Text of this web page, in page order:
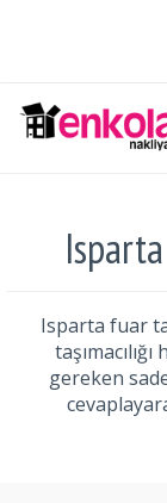
Isparta fuar
gereken